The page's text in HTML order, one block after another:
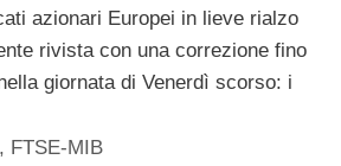
azionari Europei in lieve rialzo
rivista con una correzione fino
giornata di Venerdì scorso: i
, FTSE-MIB